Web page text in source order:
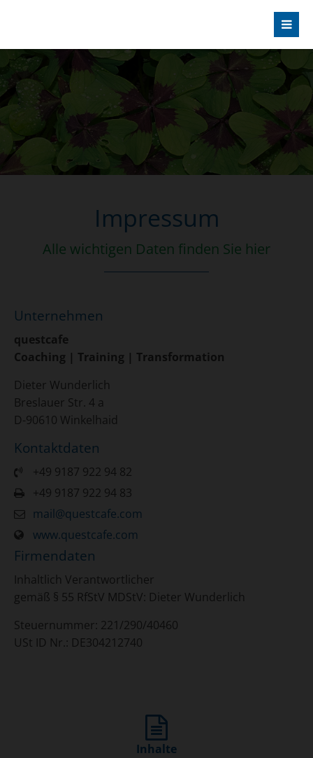
Impressum
Alle wichtigen Daten finden Sie hier
Unternehmen
questcafe
Coaching | Training | Transformation
Dieter Wunderlich
Breslauer Str. 4 a
D-90610 Winkelhaid
Kontaktdaten
+49 9187 922 94 82
+49 9187 922 94 83
mail@questcafe.com
www.questcafe.com
Firmendaten
Inhaltlich Verantwortlicher
gemäß § 55 RfStV MDStV: Dieter Wunderlich
Steuernummer: 221/290/40460
USt ID Nr.: DE304212740
Inhalte